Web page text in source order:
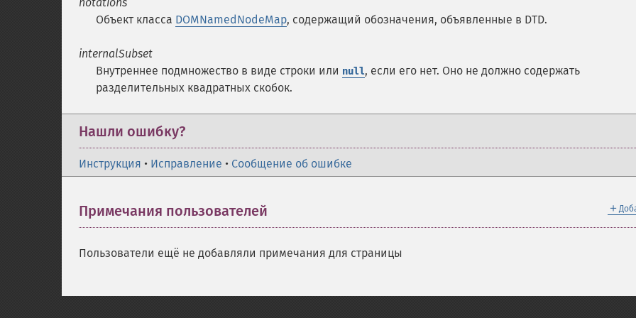
Объект класса DOMNamedNodeMap, содержащий обозначения, объявленные в DTD.
internalSubset
Внутреннее подмножество в виде строки или null, если его нет. Оно не должно содержать
разделительных квадратных скобок.
Нашли ошибку?
Инструкция • Исправление • Сообщение об ошибке
＋
Примечания пользователей
Пользователи ещё не добавляли примечания для страницы